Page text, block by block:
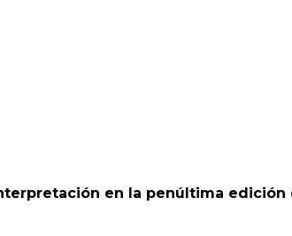
en la penúltima